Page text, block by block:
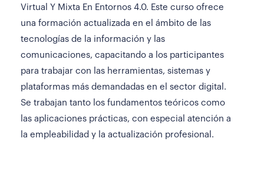
Virtual Y Mixta En Entornos 4.0. Este curso ofrece
una formación actualizada en el ámbito de las
tecnologías de la información y las
comunicaciones, capacitando a los participantes
para trabajar con las herramientas, sistemas y
plataformas más demandadas en el sector digital.
Se trabajan tanto los fundamentos teóricos como
las aplicaciones prácticas, con especial atención a
la empleabilidad y la actualización profesional.